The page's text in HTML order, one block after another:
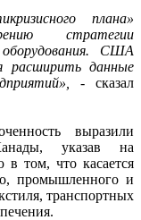
плана»
стратегии
оборудования. США
расширить данные
- сказал
выразили
указав на
том, что касается
промышленного и
транспортных